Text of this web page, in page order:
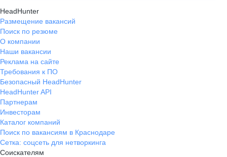
HeadHunter
Размещение вакансий
Поиск по резюме
О компании
Наши вакансии
Реклама на сайте
Требования к ПО
Безопасный HeadHunter
HeadHunter API
Партнерам
Инвесторам
Каталог компаний
Поиск по вакансиям в Краснодаре
Сетка: соцсеть для нетворкинга
Соискателям